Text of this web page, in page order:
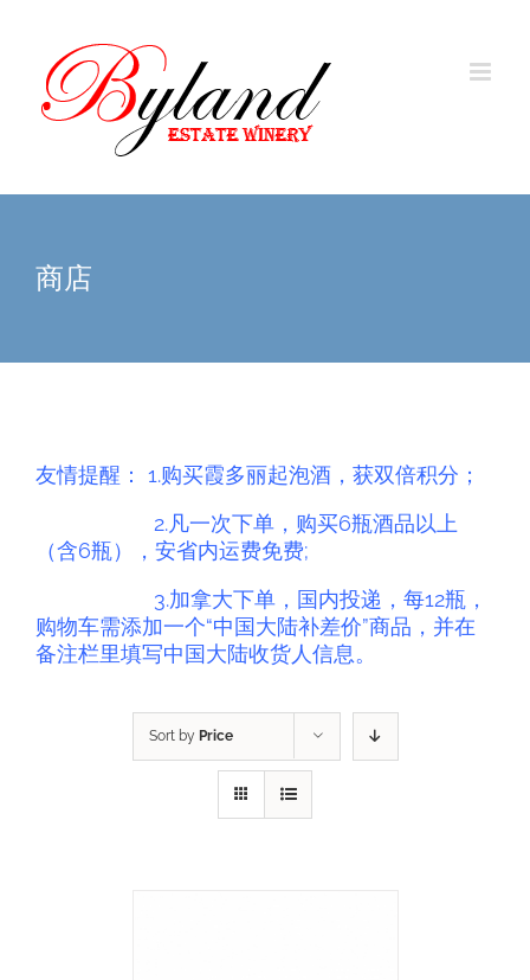
商店
友情提醒： 1.购买霞多丽起泡酒，获双倍积分；
2.凡一次下单，购买6瓶酒品以上
（含6瓶），安省内运费免费;
3.加拿大下单，国内投递，每12瓶，
购物车需添加一个“中国大陆补差价”商品，并在
备注栏里填写中国大陆收货人信息。
Sort by Price